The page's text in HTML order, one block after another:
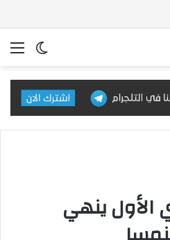
الوضع
الأول ينهي